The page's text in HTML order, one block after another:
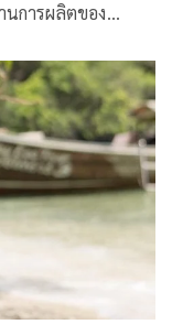
นการผลิตของ
งการบันเทิงแล้ว
ละครถูกใจคุณผู้ชม